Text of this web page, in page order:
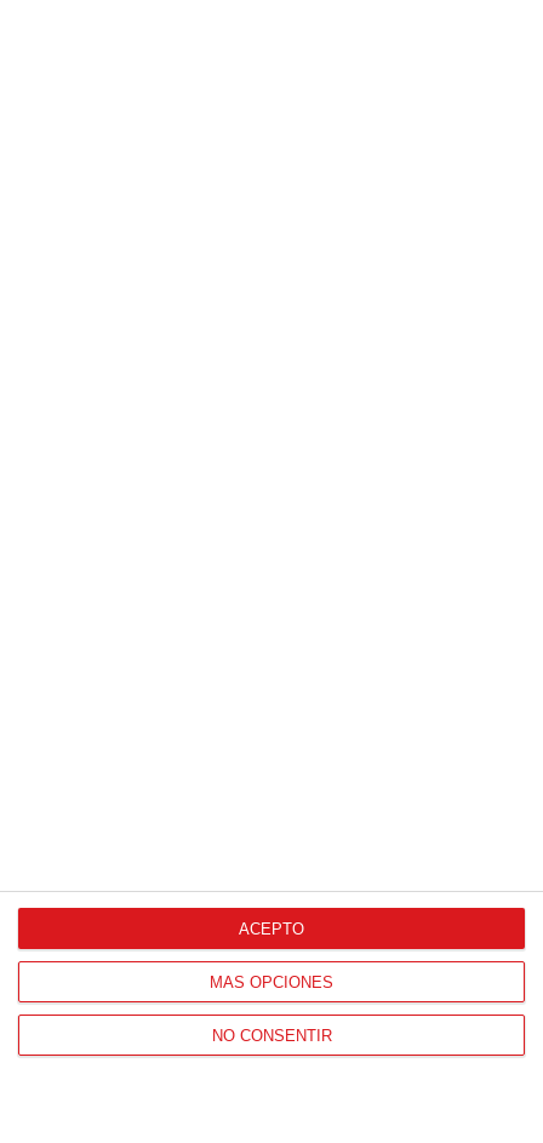
MÁS OPCIONES
NO CONSENTIR
ACEPTO
NAVEGACIÓN
Home Resultados